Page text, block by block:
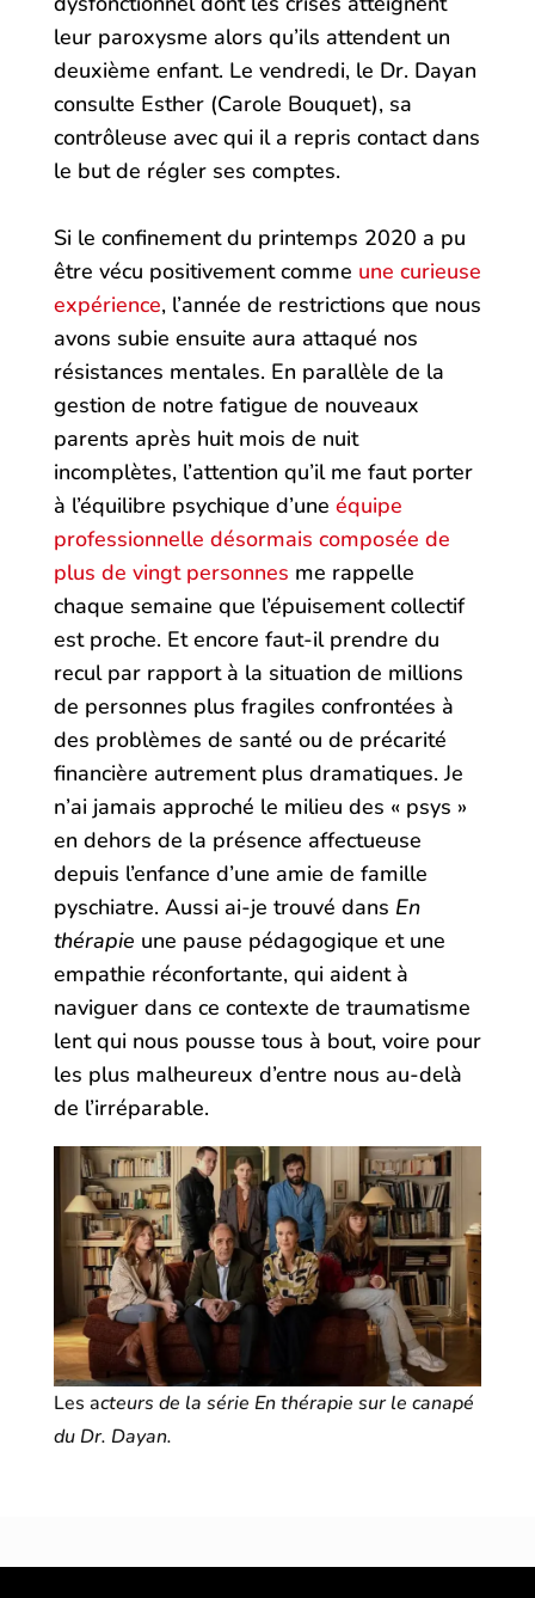
leur paroxysme alors qu’ils attendent un
deuxième enfant. Le vendredi, le Dr. Dayan
consulte Esther (Carole Bouquet), sa
contrôleuse avec qui il a repris contact dans
le but de régler ses comptes.
Si le confinement du printemps 2020 a pu
être vécu positivement comme une curieuse
expérience, l’année de restrictions que nous
avons subie ensuite aura attaqué nos
résistances mentales. En parallèle de la
gestion de notre fatigue de nouveaux
parents après huit mois de nuit
incomplètes, l’attention qu’il me faut porter
à l’équilibre psychique d’une équipe
professionnelle désormais composée de
plus de vingt personnes me rappelle
chaque semaine que l’épuisement collectif
est proche. Et encore faut-il prendre du
recul par rapport à la situation de millions
de personnes plus fragiles confrontées à
des problèmes de santé ou de précarité
financière autrement plus dramatiques. Je
n’ai jamais approché le milieu des « psys »
en dehors de la présence affectueuse
depuis l’enfance d’une amie de famille
pyschiatre. Aussi ai-je trouvé dans En
thérapie une pause pédagogique et une
empathie réconfortante, qui aident à
naviguer dans ce contexte de traumatisme
lent qui nous pousse tous à bout, voire pour
les plus malheureux d’entre nous au-delà
de l’irréparable.
Les acteurs de la série En thérapie sur le canapé
du Dr. Dayan.